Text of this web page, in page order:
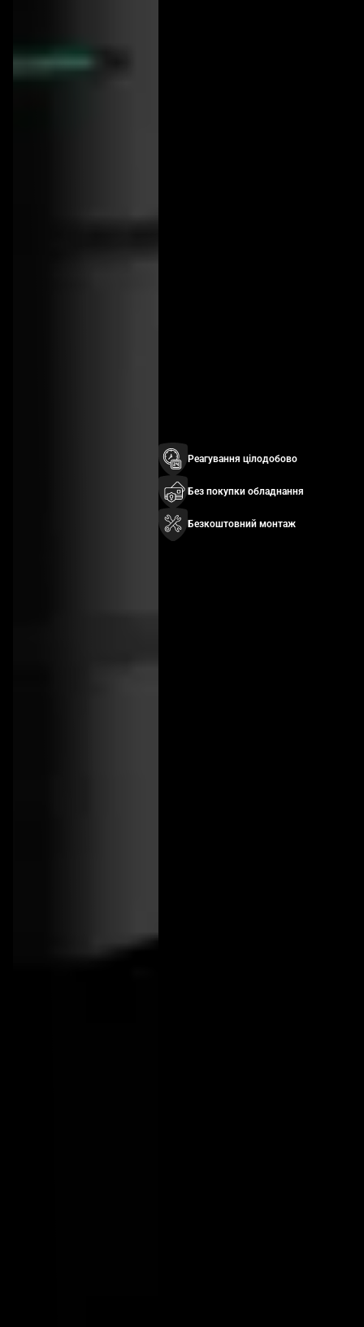
Реагування цілодобово
Без покупки обладнання
Безкоштовний монтаж